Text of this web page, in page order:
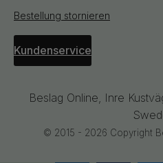
Bestellung stornieren
Kundenservice
Beslag Online, Inre
© 2015 - 2026 Copyright